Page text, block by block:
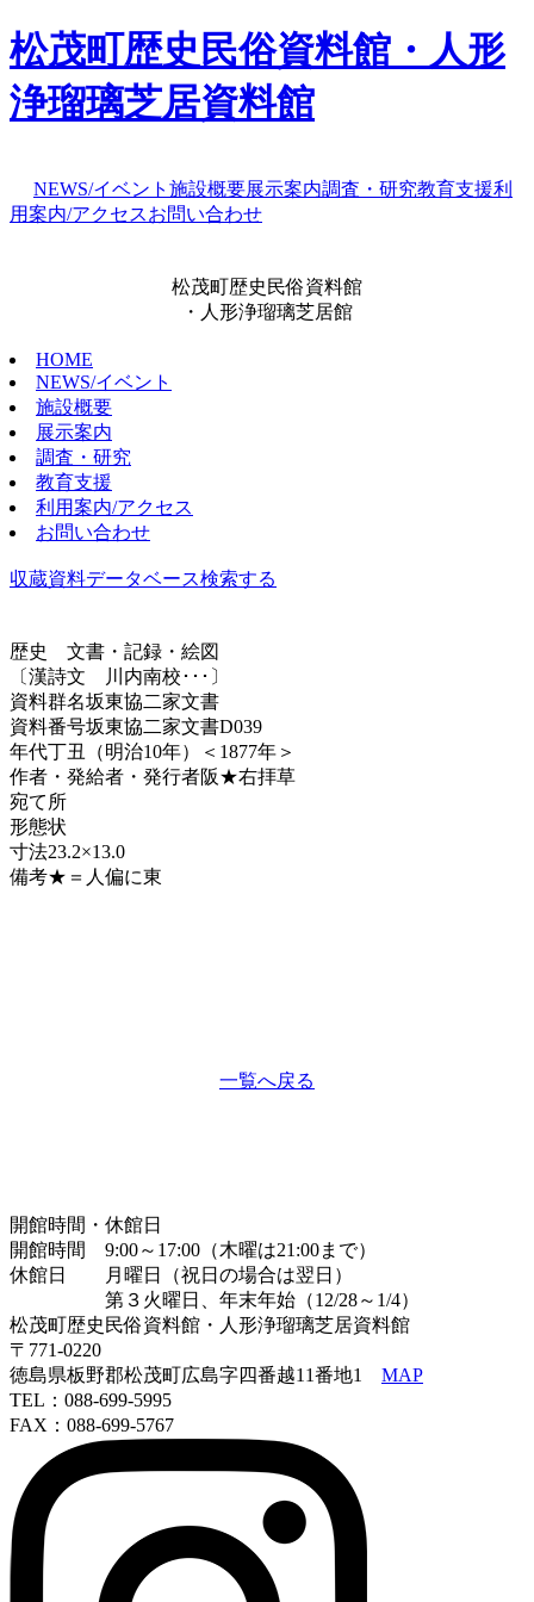
松茂町歴史民俗資料館・人形
浄瑠璃芝居資料館
NEWS/イベント 施設概要展示案内調査・研究教育支援利
用案内/アクセスお問い合わせ
松茂町歴史民俗資料館
・人形浄瑠璃芝居館
HOME
NEWS/イベント
施設概要
展示案内
調査・研究
教育支援
利用案内/アクセス
お問い合わせ
収蔵資料データベース検索する
歴史
文書・記録・絵図
〔漢詩文 川内南校･･･〕
資料群名坂東協二家文書
資料番号坂東協二家文書D039
年代丁丑（明治10年）＜1877年＞
作者・発給者・発行者阪★右拝草
宛て所
形態状
寸法23.2×13.0
備考★＝人偏に東
一覧へ戻る
開館時間・休館日
開館時間 9:00～17:00（木曜は21:00まで）
休館日 月曜日（祝日の場合は翌日）
第３火曜日、年末年始（12/28～1/4）
松茂町歴史民俗資料館・人形浄瑠璃芝居資料館
〒771-0220
徳島県板野郡松茂町広島字四番越11番地1 MAP
TEL：088-699-5995
FAX：088-699-5767